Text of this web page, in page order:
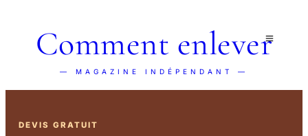
Comment enlever
— MAGAZINE INDÉPENDANT —
DEVIS GRATUIT